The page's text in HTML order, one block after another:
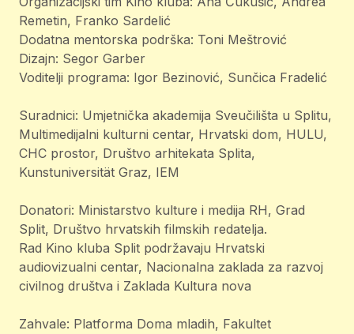
Remetin, Franko Sardelić
Dodatna mentorska podrška: Toni Meštrović
Dizajn: Segor Garber
Voditelji programa: Igor Bezinović, Sunčica Fradelić
Suradnici: Umjetnička akademija Sveučilišta u Splitu,
Multimedijalni kulturni centar, Hrvatski dom, HULU,
CHC prostor, Društvo arhitekata Splita,
Kunstuniversität Graz, IEM
Donatori: Ministarstvo kulture i medija RH, Grad
Split, Društvo hrvatskih filmskih redatelja.
Rad Kino kluba Split podržavaju Hrvatski
audiovizualni centar, Nacionalna zaklada za razvoj
civilnog društva i Zaklada Kultura nova
Zahvale: Platforma Doma mladih, Fakultet